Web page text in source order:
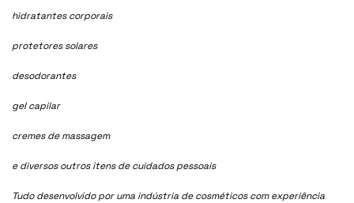
hidratantes corporais
protetores solares
desodorantes
gel capilar
cremes de massagem
e diversos outros itens de cuidados pessoais
Tudo desenvolvido por uma indústria de cosméticos com experiência